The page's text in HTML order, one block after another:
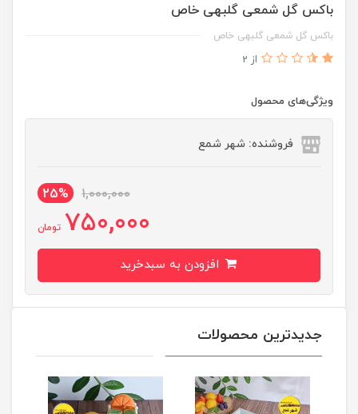
باکس گل شمعی گلبهی خاص
باکس گل شمعی گلبهی خاص
از 2
ویژگی‌های محصول
فروشنده: شهر شمع
1,000,000
25%
750,000 تومان
جدیدترین محصولات